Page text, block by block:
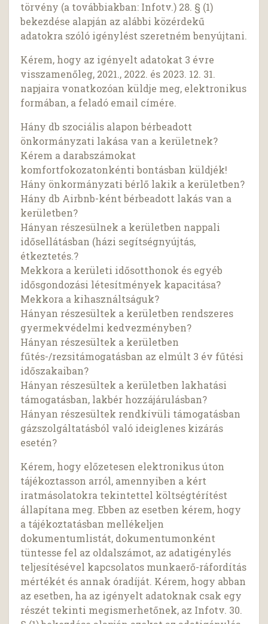
törvény (a továbbiakban: Infotv.) 28. § (1)
bekezdése alapján az alábbi közérdekű
adatokra szóló igénylést szeretném benyújtani.
Kérem, hogy az igényelt adatokat 3 évre
visszamenőleg, 2021., 2022. és 2023. 12. 31.
napjaira vonatkozóan küldje meg, elektronikus
formában, a feladó email címére.
Hány db szociális alapon bérbeadott
önkormányzati lakása van a kerületnek?
Kérem a darabszámokat
komfortfokozatonkénti bontásban küldjék!
Hány önkormányzati bérlő lakik a kerületben?
Hány db Airbnb-ként bérbeadott lakás van a
kerületben?
Hányan részesülnek a kerületben nappali
idősellátásban (házi segítségnyújtás,
étkeztetés.?
Mekkora a kerületi idősotthonok és egyéb
idősgondozási létesítmények kapacitása?
Mekkora a kihasználtságuk?
Hányan részesültek a kerületben rendszeres
gyermekvédelmi kedvezményben?
Hányan részesültek a kerületben
fűtés-/rezsitámogatásban az elmúlt 3 év fűtési
időszakaiban?
Hányan részesültek a kerületben lakhatási
támogatásban, lakbér hozzájárulásban?
Hányan részesültek rendkívüli támogatásban
gázszolgáltatásból való ideiglenes kizárás
esetén?
Kérem, hogy előzetesen elektronikus úton
tájékoztasson arról, amennyiben a kért
iratmásolatokra tekintettel költségtérítést
állapítana meg. Ebben az esetben kérem, hogy
a tájékoztatásban mellékeljen
dokumentumlistát, dokumentumonként
tüntesse fel az oldalszámot, az adatigénylés
teljesítésével kapcsolatos munkaerő-ráfordítás
mértékét és annak óradíját. Kérem, hogy abban
az esetben, ha az igényelt adatoknak csak egy
részét tekinti megismerhetőnek, az Infotv. 30.